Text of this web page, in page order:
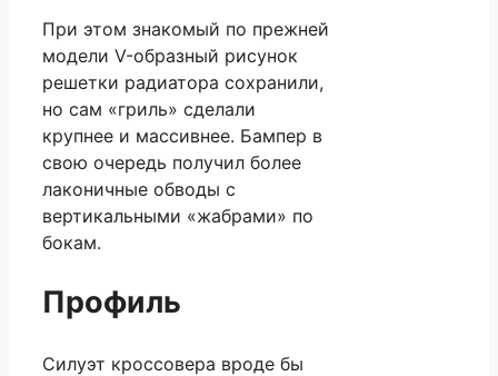
При этом знакомый по прежней
модели V-образный рисунок
решетки радиатора сохранили,
но сам «гриль» сделали
крупнее и массивнее. Бампер в
свою очередь получил более
лаконичные обводы с
вертикальными «жабрами» по
бокам.
Профиль
Силуэт кроссовера вроде бы